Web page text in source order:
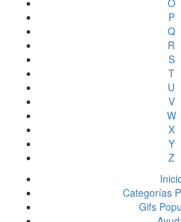
P
Q
R
S
T
U
V
W
X
Y
Z
Categorías
Gifs